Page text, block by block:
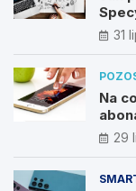
31
Na
29